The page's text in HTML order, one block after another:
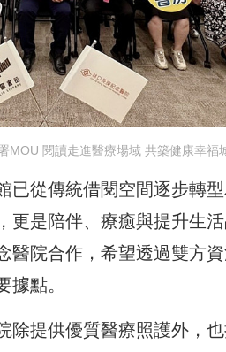
MOU 閱讀走進醫療場域 共築健康幸福
已從傳統借閱空間逐步轉
是陪伴、療癒與提升生
醫院合作，希望透過雙方
點。
提供優質醫療照護外，